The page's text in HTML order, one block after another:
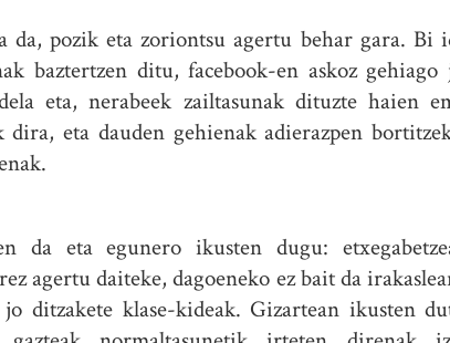
da, pozik eta zoriontsu agertu behar gara. Bi
baztertzen ditu, facebook-en askoz
eta, nerabeek zailtasunak dituzte haien
eta dauden gehienak adierazpen
da eta egunero ikusten dugu:
agertu daiteke, dagoeneko ez bait da
ditzakete klase-kideak. Gizartean ikusten